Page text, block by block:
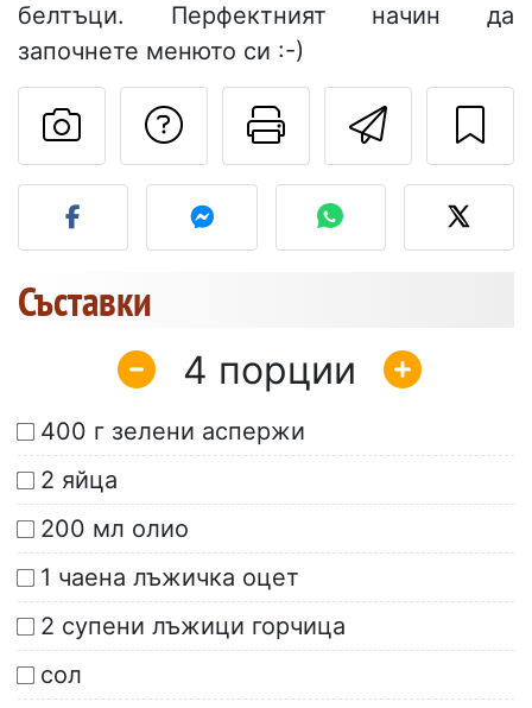
белтъци. Перфектният начин да
започнете менюто си :-)
Да зададете
Публикувайте своя
Съставки
4
400 г зелени аспержи
2 яйца
200 мл олио
1 чаена лъжичка оцет
2 супени лъжици горчица
сол